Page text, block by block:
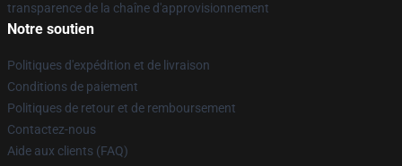
transparence de la chaîne d'approvisionnement
Notre soutien
Politiques d'expédition et de livraison
Conditions de paiement
Politiques de retour et de remboursement
Contactez-nous
Aide aux clients (FAQ)